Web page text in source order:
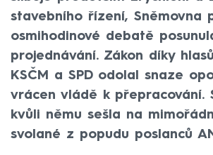
stavebního řízení, Sněmovna
osmihodinové debatě
projednávání. Zákon díky
KSČM a SPD odolal snaze
vrácen vládě k přepracování.
kvůli němu sešla na
svolané z popudu poslanců